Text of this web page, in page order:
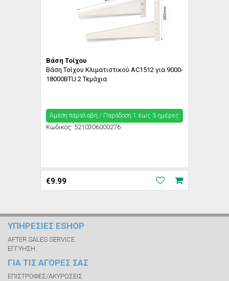
Βάση Τοίχου
Βάση Τοίχου Κλιματιστικού AC1512 για 9000-
18000BTU 2 Τεμάχια
Άμεση παραλαβή / Παράδoση 1 έως 3 ημέρες
Κωδικός: 5210306000276
€9.99
ΥΠΗΡΕΣΙΕΣ ESHOP
AFTER SALES SERVICE
ΕΓΓΥΗΣΗ
ΓΙΑ ΤΙΣ ΑΓΟΡΕΣ ΣΑΣ
ΕΠΙΣΤΡΟΦΕΣ/ΑΚΥΡΩΣΕΙΣ